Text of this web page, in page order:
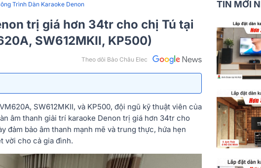
Trình Dàn Karaoke Denon
trị giá hơn 34tr cho chị Tú tại
SW612MKII, KP500)
Theo dõi Bảo Châu Elec
SW612MKII, và KP500, đội ngũ kỹ thuật viên của
âm thanh giải trí karaoke Denon trị giá hơn 34tr cho
đảm bảo âm thanh mạnh mẽ và trung thực, hứa hẹn
vời cho cả gia đình.
TIN MỚI